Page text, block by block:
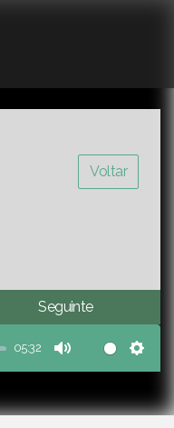
Voltar
Seguinte
05:32
Mute